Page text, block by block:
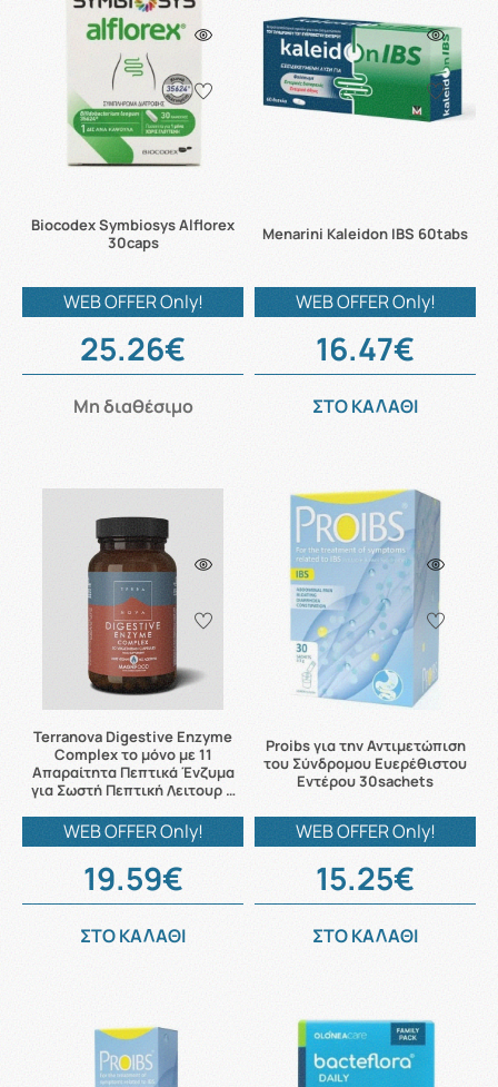
Biocodex Symbiosys Alflorex
30caps
WEB OFFER Only!
25.26€
Μη διαθέσιμο
Menarini Kaleidon IBS 60tabs
WEB OFFER Only!
16.47€
ΣΤΟ ΚΑΛΑΘΙ
Terranova Digestive Enzyme
Complex το μόνο με 11
Απαραίτητα Πεπτικά Ένζυμα
για Σωστή Πεπτική Λειτουρ …
WEB OFFER Only!
19.59€
ΣΤΟ ΚΑΛΑΘΙ
Proibs για την Αντιμετώπιση
του Σύνδρομου Ευερέθιστου
Εντέρου 30sachets
WEB OFFER Only!
15.25€
ΣΤΟ ΚΑΛΑΘΙ